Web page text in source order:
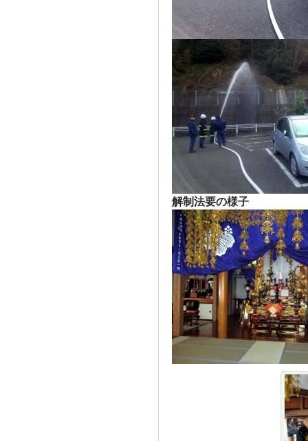
解制法要の様子